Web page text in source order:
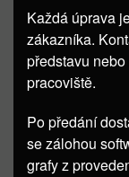
Každá úprava
zákazníka.
představu
pracoviště.
Po předání
se zálohou
grafy z